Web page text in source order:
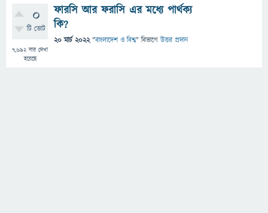
0
টি ভোট
7,692বার দেখা
হয়েছে
ফারসি আর ফরাসি এর মধ্যে পার্থক্য
কি?
20 মার্চ 2022 "বাংলাদেশ ও বিশ্ব" বিভাগে উত্তর প্রদান